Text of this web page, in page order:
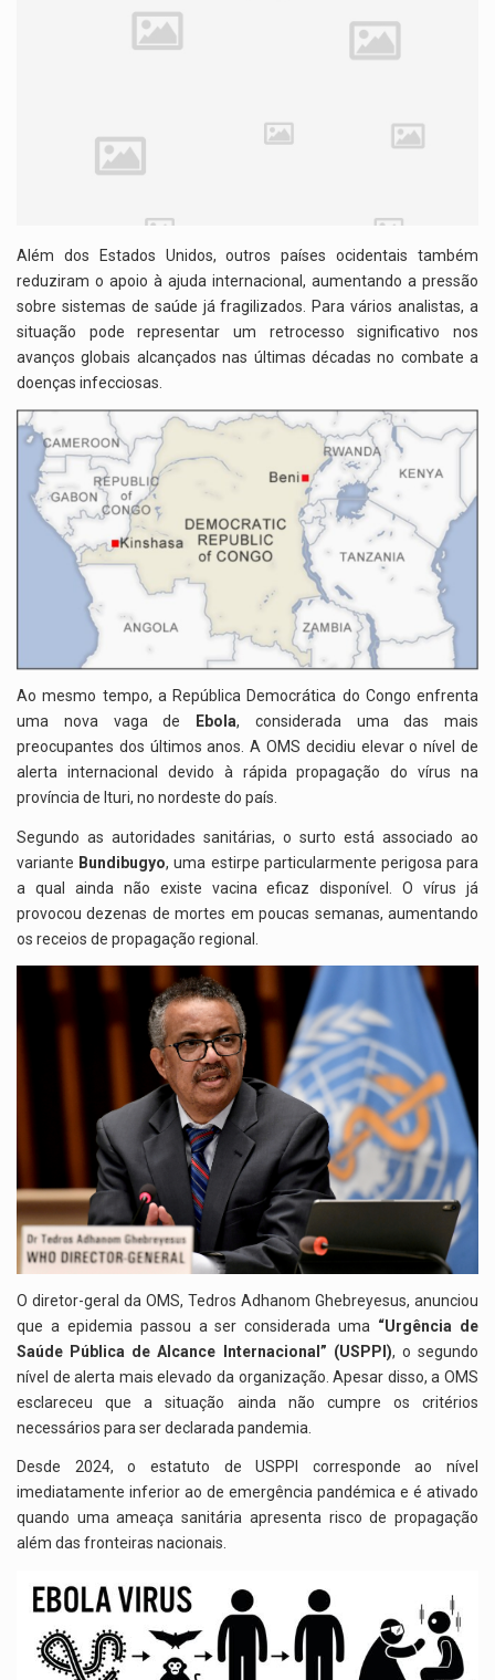
Além dos Estados Unidos, outros países ocidentais também
reduziram o apoio à ajuda internacional, aumentando a pressão
sobre sistemas de saúde já fragilizados. Para vários analistas, a
situação pode representar um retrocesso significativo nos
avanços globais alcançados nas últimas décadas no combate a
doenças infecciosas.
Ao mesmo tempo, a República Democrática do Congo enfrenta
uma nova vaga de
Ebola, considerada uma das mais
preocupantes dos últimos anos. A OMS decidiu elevar o nível de
alerta internacional devido à rápida propagação do vírus na
província de Ituri, no nordeste do país.
Segundo as autoridades sanitárias, o surto está associado ao
variante Bundibugyo, uma estirpe particularmente perigosa para
a qual ainda não existe vacina eficaz disponível. O vírus já
provocou dezenas de mortes em poucas semanas, aumentando
os receios de propagação regional.
O diretor-geral da OMS, Tedros Adhanom Ghebreyesus, anunciou
que a epidemia passou a ser considerada uma “Urgência de
Saúde Pública de Alcance Internacional” (USPPI), o segundo
nível de alerta mais elevado da organização. Apesar disso, a OMS
esclareceu que a situação ainda não cumpre os critérios
necessários para ser declarada pandemia.
Desde 2024, o estatuto de USPPI corresponde ao nível
imediatamente inferior ao de emergência pandémica e é ativado
quando uma ameaça sanitária apresenta risco de propagação
além das fronteiras nacionais.